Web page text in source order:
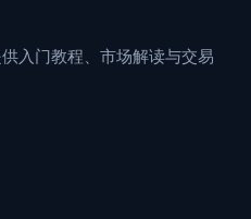
入门教程、市场解读与交易